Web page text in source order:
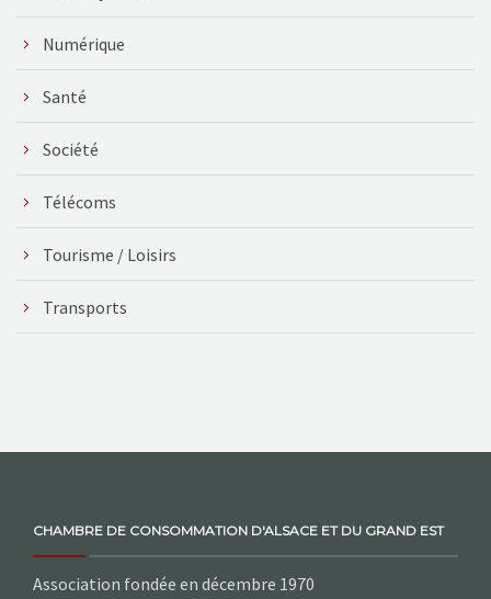
Numérique
Santé
Société
Télécoms
Tourisme / Loisirs
Transports
CHAMBRE DE CONSOMMATION D'ALSACE ET DU GRAND EST
Association fondée en décembre 1970